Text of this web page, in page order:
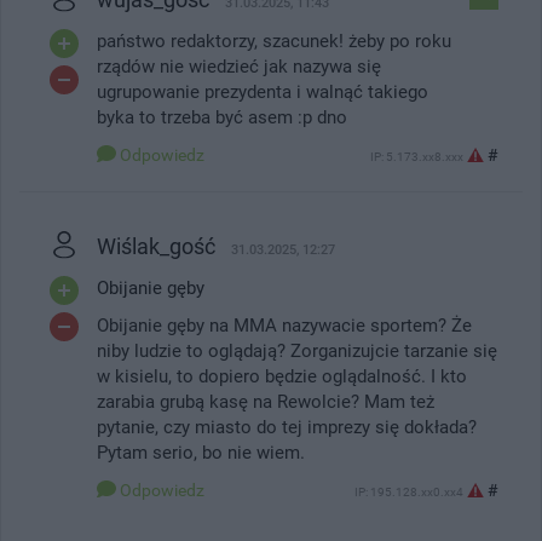
państwo redaktorzy, szacunek! żeby po roku
rządów nie wiedzieć jak nazywa się
ugrupowanie prezydenta i walnąć takiego
byka to trzeba być asem :p dno
Odpowiedz IP: 5.173.xx8.xxx #
Wiślak_gość 31.03.2025, 12:27
Obijanie gęby
Obijanie gęby na MMA nazywacie sportem? Że
niby ludzie to oglądają? Zorganizujcie tarzanie się
w kisielu, to dopiero będzie oglądalność. I kto
zarabia grubą kasę na Rewolcie? Mam też
pytanie, czy miasto do tej imprezy się dokłada?
Pytam serio, bo nie wiem.
Odpowiedz IP: 195.128.xx0.xx4 #